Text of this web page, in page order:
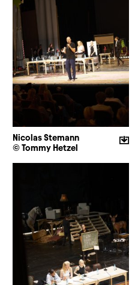
Nicolas Stemann
© Tommy Hetzel